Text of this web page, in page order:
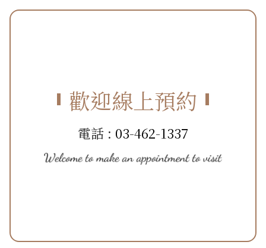
歡迎線上預約
電話 : 03-462-1337